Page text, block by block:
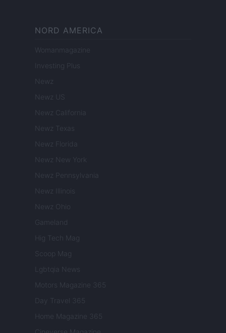
NORD AMERICA
Womanmagazine
Investing Plus
Newz
Newz US
Newz California
Newz Texas
Newz Florida
Newz New York
Newz Pennsylvania
Newz Illinois
Newz Ohio
Gameland
Hig Tech Mag
Scoop Mag
Lgbtqia News
Motors Magazine 365
Day Travel 365
Home Magazine 365